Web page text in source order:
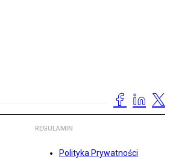
REGULAMIN
Polityka Prywatności